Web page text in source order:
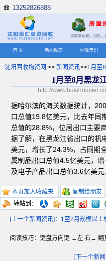
☎ 13252826888
首 页 新闻动态 回收常识
沈阳回收物资网 >> 新闻资讯>>1月至
1月至8月黑龙
http://
据哈尔滨的海关数据统计，
口总值19.8亿美元，比去年同
总值的28.8%，位居出口主要
据了解，在黑龙江省出口的机
美元，增长了24.3%，占同期
属制品出口总值4.5亿美元，
及电子产品出口总值3.6亿美
本页加入收藏夹
复制给朋友
转帖到：
[上一个新闻资讯]：1至2月规模以上
阅读技巧：键盘方向键 ←左 右→ 翻
[下一个新